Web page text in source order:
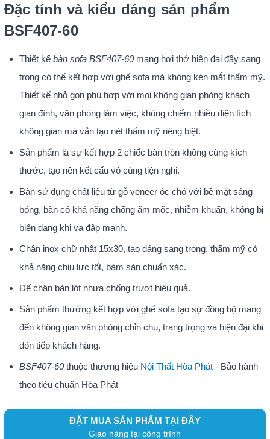
Đặc tính và kiểu dáng sản phẩm
BSF407-60
Thiết kế bàn sofa BSF407-60mang hơi thở hiện đại đầy sang
trọng có thể kết hợp với ghế sofa mà không kén mắt thẩm mỹ.
Thiết kế nhỏ gọn phù hợp với mọi không gian phòng khách
gian đình, văn phòng làm việc, không chiếm nhiều diện tích
không gian mà vẫn tạo nét thẩm mỹ riêng biệt.
Sản phẩm là sự kết hợp 2 chiếc bàn tròn không cùng kích
thước, tạo nên kết cấu vô cùng tiện nghi.
Bàn sử dụng chất liệu từ gỗ veneer óc chó với bề mặt sáng
bóng, bàn có khả năng chống ẩm mốc, nhiễm khuẩn, không bị
biến dạng khi va đập mạnh.
Chân inox chữ nhật 15x30, tạo dáng sang trọng, thẩm mỹ có
khả năng chịu lực tốt, bám sàn chuẩn xác.
Đế chân bàn lót nhựa chống trượt hiệu quả.
Sản phẩm thường kết hợp với ghế sofa tạo sự đồng bộ mang
đến không gian văn phòng chỉn chu, trang trọng và hiện đại khi
đón tiếp khách hàng.
BSF407-60thuộc thương hiệu Nội Thất Hòa Phát- Bảo hành
theo tiêu chuẩn Hòa Phát
ĐẶT MUA SẢN PHẨM TẠI ĐÂY
Giao hàng tại công trình